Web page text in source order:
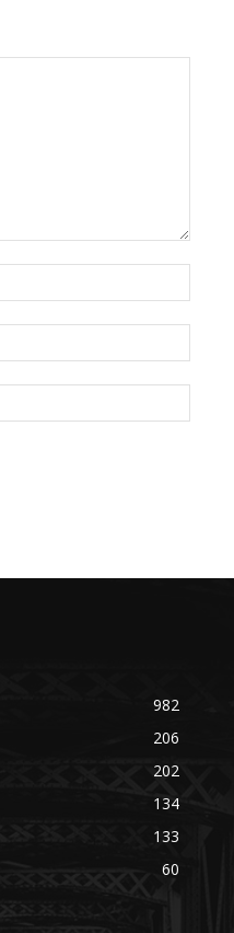
Posta:*
982
206
202
134
133
60